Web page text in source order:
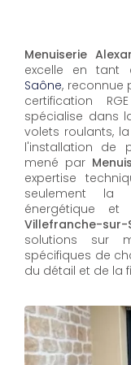
Menuiserie
excelle en tant
Saône, reconnue
certification
spécialise dans
volets roulants,
l'installation de
mené par
expertise
seulement la
énergétique
Villefranche-sur-
solutions sur
spécifiques de
du détail et de la